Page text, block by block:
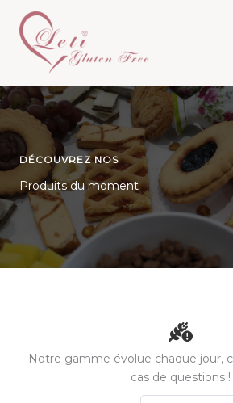
contenu
DÉCOUVREZ NOS
Produits du moment
Notre gamme évolue chaque jour,
cas de questions !